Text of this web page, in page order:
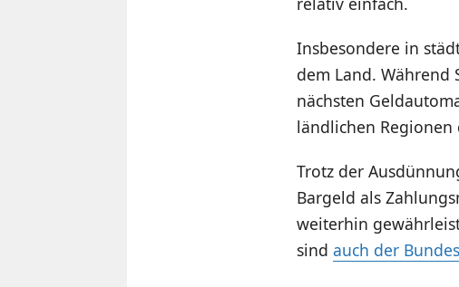
Insbesondere in
dem Land.
nächsten
ländlichen Regionen
Trotz der
Bargeld als
weiterhin
sind auch der